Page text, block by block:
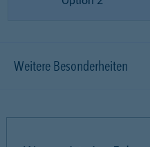
Weitere Besonderheiten